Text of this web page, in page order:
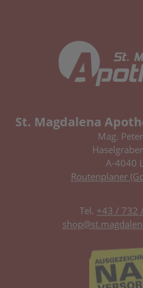
St. Magdalena
Mag.
A-4040
Routenplaner
Tel. +43 / 732